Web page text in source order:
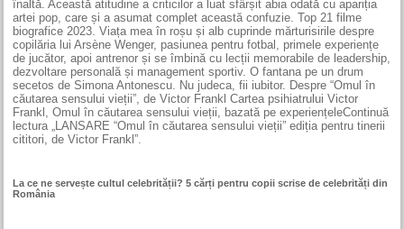
înaltă. Această atitudine a criticilor a luat sfârșit abia odată cu apariția
artei pop, care și a asumat complet această confuzie. Top 21 filme
biografice 2023. Viața mea în roșu și alb cuprinde mărturisirile despre
copilăria lui Arsène Wenger, pasiunea pentru fotbal, primele experiențe
de jucător, apoi antrenor și se îmbină cu lecții memorabile de leadership,
dezvoltare personală și management sportiv. O fantana pe un drum
secetos de Simona Antonescu. Nu judeca, fii iubitor. Despre “Omul în
căutarea sensului vieții”, de Victor Frankl Cartea psihiatrului Victor
Frankl, Omul în căutarea sensului vieții, bazată pe experiențeleContinuă
lectura „LANSARE “Omul în căutarea sensului vieții” ediția pentru tinerii
cititori, de Victor Frankl”.
La ce ne servește cultul celebrității? 5 cărți pentru copii scrise de celebrități din
România